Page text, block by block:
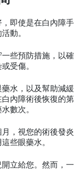
即使是在白內障手
動。
些預防措施，以確
受傷。
水，以及幫助減緩
內障術後恢復的第
數次。
，視您的術後發炎
些眼藥水。
立給您。然而，一